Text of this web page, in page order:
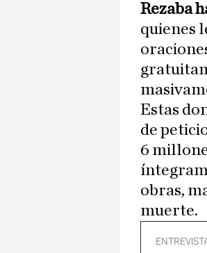
Rezaba
quienes
Estas
de
6
obras,
muerte.